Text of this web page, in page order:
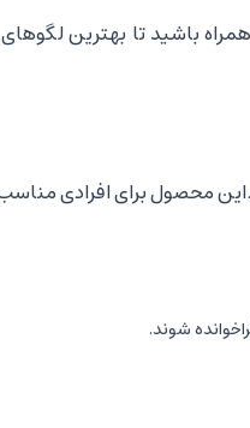
باشید تا بهترین
شوند.
این محصول برای کودک